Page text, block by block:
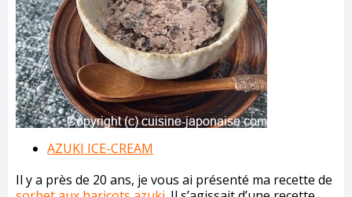
AZUKI ICE-CREAM
Il y a près de 20 ans, je vous ai présenté ma recette de